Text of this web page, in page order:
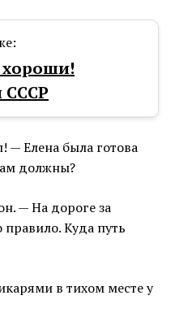
хороши!
СССР
— Елена была готова
должны?
— На дороге за
Куда путь
в тихом месте у